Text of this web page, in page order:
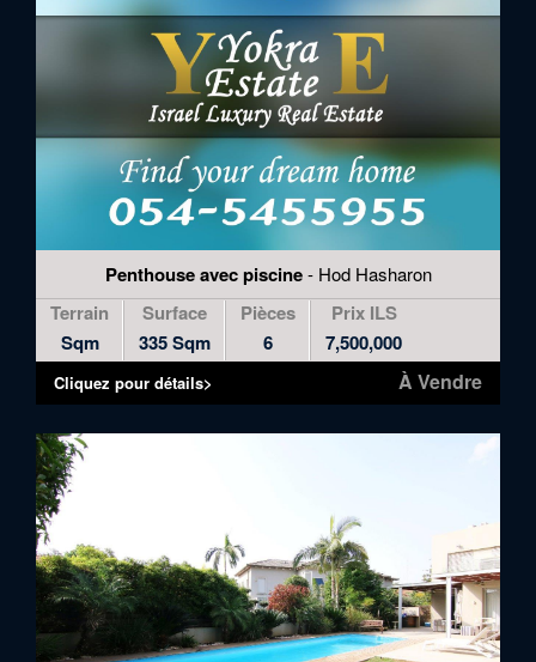
Penthouse avec piscine- Hod Hasharon
Terrain
Sqm
Surface
335 Sqm
Pièces
6
Prix ILS
7,500,000
À Vendre
Cliquez pour détails>